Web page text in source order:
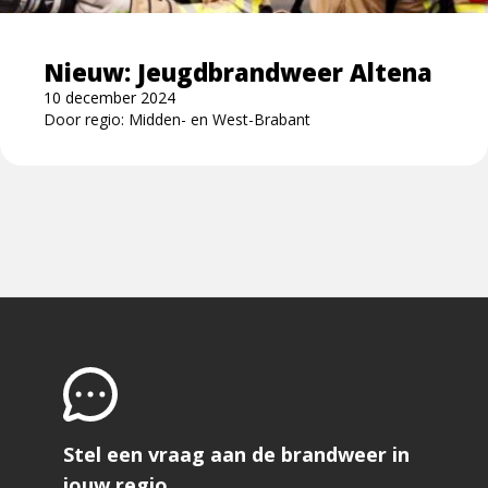
Nieuw: Jeugdbrandweer Altena
10 december 2024
Door regio: Midden- en West-Brabant
Stel een vraag aan de brandweer in